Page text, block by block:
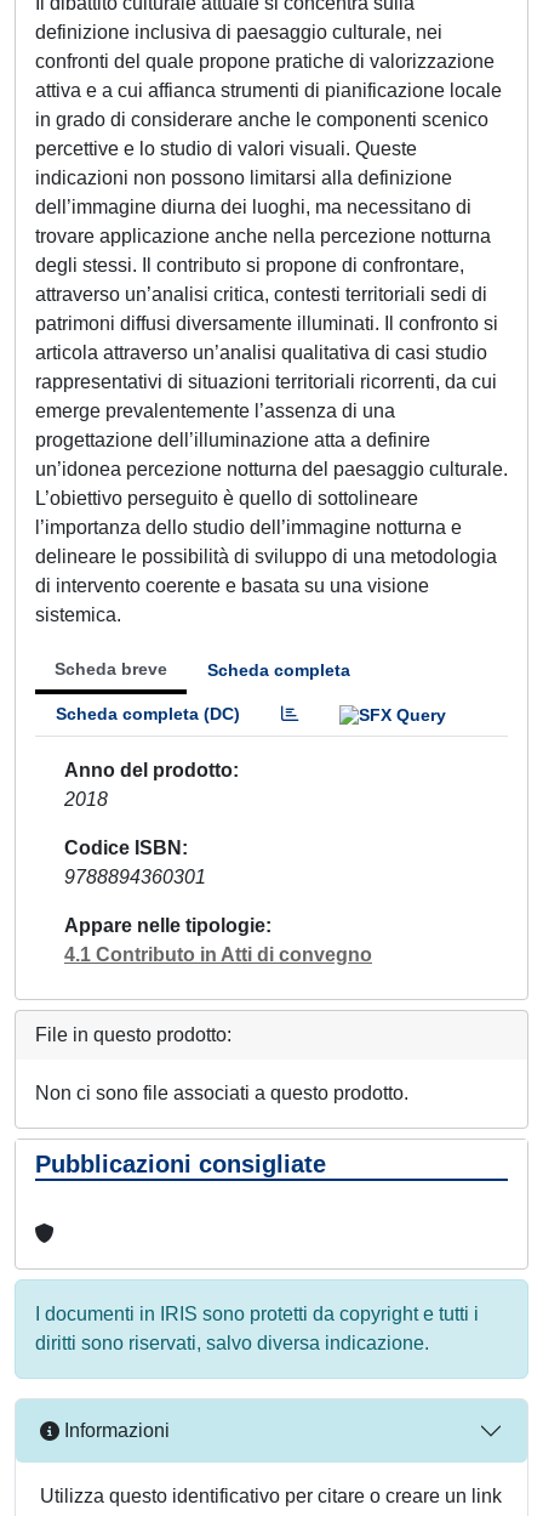
definizione inclusiva di paesaggio culturale, nei
confronti del quale propone pratiche di valorizzazione
attiva e a cui affianca strumenti di pianificazione locale
in grado di considerare anche le componenti scenico
percettive e lo studio di valori visuali. Queste
indicazioni non possono limitarsi alla definizione
dell’immagine diurna dei luoghi, ma necessitano di
trovare applicazione anche nella percezione notturna
degli stessi. Il contributo si propone di confrontare,
attraverso un’analisi critica, contesti territoriali sedi di
patrimoni diffusi diversamente illuminati. Il confronto si
articola attraverso un’analisi qualitativa di casi studio
rappresentativi di situazioni territoriali ricorrenti, da cui
emerge prevalentemente l’assenza di una
progettazione dell’illuminazione atta a definire
un’idonea percezione notturna del paesaggio culturale.
L’obiettivo perseguito è quello di sottolineare
l’importanza dello studio dell’immagine notturna e
delineare le possibilità di sviluppo di una metodologia
di intervento coerente e basata su una visione
sistemica.
Scheda breve Scheda completa
Scheda completa (DC)
Anno del prodotto
2018
Codice ISBN
9788894360301
Appare nelle tipologie
4.1 Contributo in Atti di convegno
File in questo prodotto:
Non ci sono file associati a questo prodotto.
Pubblicazioni consigliate
I documenti in IRIS sono protetti da copyright e tutti i
diritti sono riservati, salvo diversa indicazione.
Informazioni
Utilizza questo identificativo per citare o creare un link